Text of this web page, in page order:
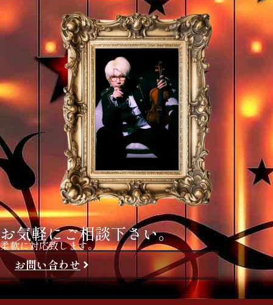
お気軽にご相談下さい。
柔軟に対応致します。
お問い合わせ